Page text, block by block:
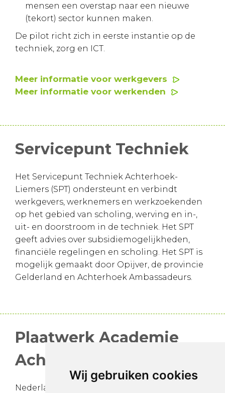
Wij gebruiken cookies
mensen een overstap naar een nieuwe
(tekort) sector kunnen maken.
De pilot richt zich in eerste instantie op de
techniek, zorg en ICT.
Meer informatie voor werkgevers
Meer informatie voor werkenden
Servicepunt Techniek
Het Servicepunt Techniek Achterhoek-
Liemers (SPT) ondersteunt en verbindt
werkgevers, werknemers en werkzoekenden
op het gebied van scholing, werving en in-,
uit- en doorstroom in de techniek. Het SPT
geeft advies over subsidiemogelijkheden,
financiële regelingen en scholing. Het SPT is
mogelijk gemaakt door Opijver, de provincie
Gelderland en Achterhoek Ambassadeurs.
Plaatwerk Academie
Achterhoek
Nederland kent het hoogste aantal